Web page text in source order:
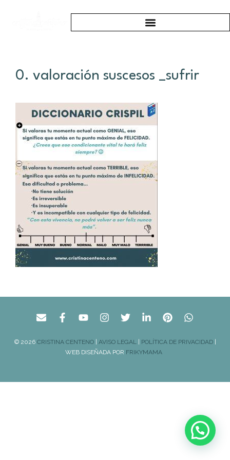
0. valoración suscesos _sufrir
© 2026 CRISTINA CENTENO| AVISO LEGAL| POLÍTICA DE PRIVACIDAD|
WEB DISEÑADA POR FRIKYMAMA